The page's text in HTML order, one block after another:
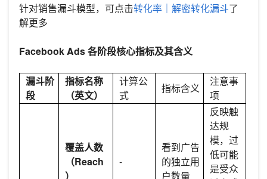
针对销售漏斗模型，可点击转化率｜解密转化漏斗了
解更多
Facebook Ads 各阶段核心指标及其含义
漏斗阶
段
指标名称
（英文）
计算公
式
指标含义
注意事
项
覆盖人数
（Reach
）
-
看到广告
的独立用
户数量
反映触
达规
模，过
低可能
是受众